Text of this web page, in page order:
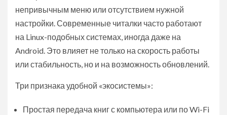
непривычным меню или отсутствием нужной
настройки. Современные читалки часто работают
на Linux-подобных системах, иногда даже на
Android. Это влияет не только на скорость работы
или стабильность, но и на возможность обновлений.
Три признака удобной «экосистемы»:
Простая передача книг с компьютера или по Wi-Fi